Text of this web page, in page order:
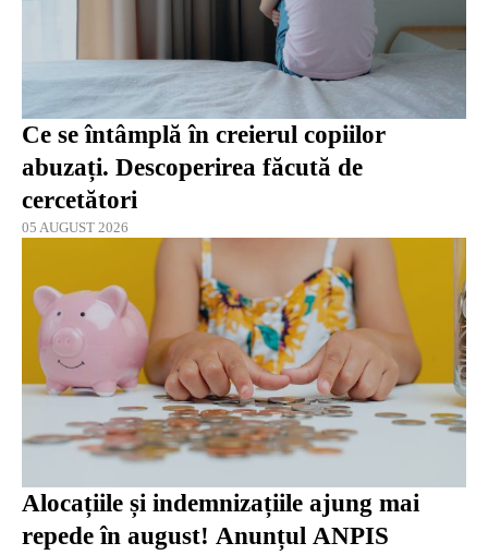
Ce se întâmplă în creierul copiilor
abuzați. Descoperirea făcută de
cercetători
05 AUGUST 2026
Alocațiile și indemnizațiile ajung mai
repede în august! Anunțul ANPIS